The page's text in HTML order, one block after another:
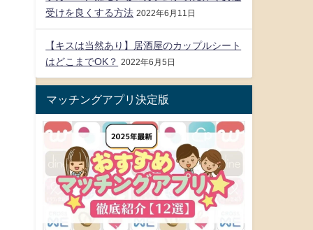
受けを良くする方法 2022年6月11日
【キスは当然あり】居酒屋のカップルシート
はどこまでOK？ 2022年6月5日
マッチングアプリ決定版